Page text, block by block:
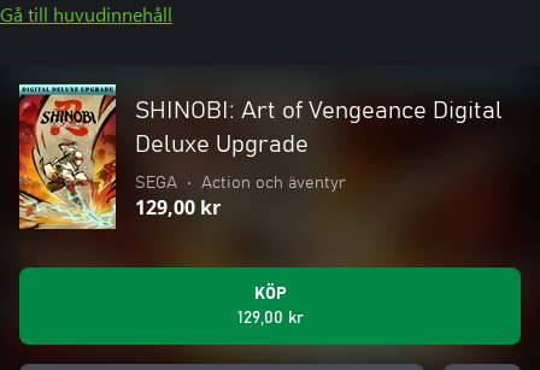
Gå till huvudinnehåll
SHINOBI: Art of Vengeance Digital
Deluxe Upgrade
SEGA • Action och äventyr
129,00 kr
KÖP
129,00 kr